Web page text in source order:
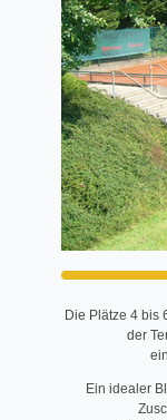
Die Plätze 4 bis
der
Ein idealer